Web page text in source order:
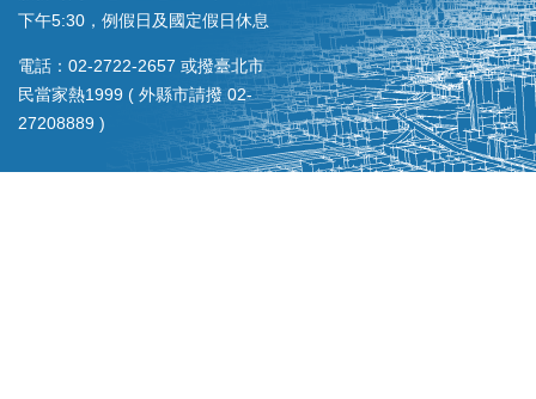
下午5:30，例假日及國定假日休息
電話：02-2722-2657 或撥臺北市
民當家熱1999 ( 外縣市請撥 02-
27208889 )